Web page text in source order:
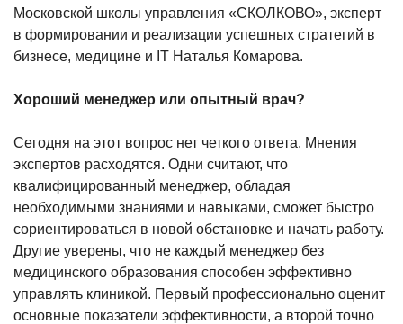
Московской школы управления «СКОЛКОВО», эксперт
в формировании и реализации успешных стратегий в
бизнесе, медицине и IT Наталья Комарова.
Хороший менеджер или опытный врач?
Сегодня на этот вопрос нет четкого ответа. Мнения
экспертов расходятся. Одни считают, что
квалифицированный менеджер, обладая
необходимыми знаниями и навыками, сможет быстро
сориентироваться в новой обстановке и начать работу.
Другие уверены, что не каждый менеджер без
медицинского образования способен эффективно
управлять клиникой. Первый профессионально оценит
основные показатели эффективности, а второй точно